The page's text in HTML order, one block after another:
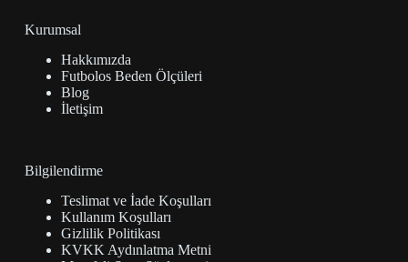
Kurumsal
Hakkımızda
Futbolos Beden Ölçüleri
Blog
İletişim
Bilgilendirme
Teslimat ve İade Koşulları
Kullanım Koşulları
Gizlilik Politikası
KVKK Aydınlatma Metni